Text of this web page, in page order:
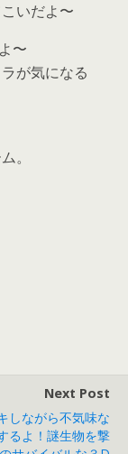
いだよ〜
〜
が気になる
。
Next Post
しながら不気味な
るよ！謎生物を撃